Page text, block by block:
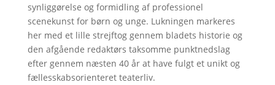
synliggørelse og formidling af professionel
scenekunst for børn og unge. Lukningen markeres
her med et lille strejftog gennem bladets historie og
den afgående redaktørs taksomme punktnedslag
efter gennem næsten 40 år at have fulgt et unikt og
fællesskabsorienteret teaterliv.